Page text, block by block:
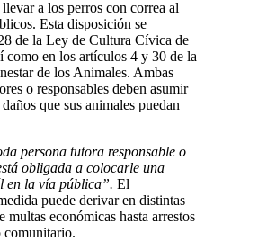
a los perros con correa al
Esta disposición se
de la Ley de Cultura Cívica de
en los artículos 4 y 30 de la
de los Animales. Ambas
o responsables deben asumir
que sus animales puedan
persona tutora responsable o
obligada a colocarle una
en la vía pública”. El
puede derivar en distintas
multas económicas hasta arrestos
comunitario.